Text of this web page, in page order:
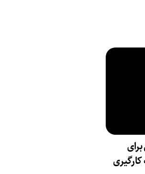
برای
کارگیری